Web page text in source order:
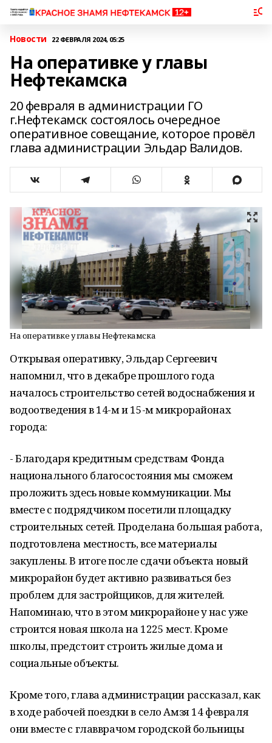
Новости 22 ФЕВРАЛЯ 2024, 05:25
На оперативке у главы
Нефтекамска
20 февраля в администрации ГО
г.Нефтекамск состоялось очередное
оперативное совещание, которое провёл
глава администрации Эльдар Валидов.
На оперативке у главы Нефтекамска
Открывая оперативку, Эльдар Сергеевич
напомнил, что в декабре прошлого года
началось строительство сетей водоснабжения и
водоотведения в 14-м и 15-м микрорайонах
города:
- Благодаря кредитным средствам Фонда
национального благосостояния мы сможем
проложить здесь новые коммуникации. Мы
вместе с подрядчиком посетили площадку
строительных сетей. Проделана большая работа,
подготовлена местность, все материалы
закуплены. В итоге после сдачи объекта новый
микрорайон будет активно развиваться без
проблем для застройщиков, для жителей.
Напоминаю, что в этом микрорайоне у нас уже
строится новая школа на 1225 мест. Кроме
школы, предстоит строить жилые дома и
социальные объекты.
Кроме того, глава администрации рассказал, как
в ходе рабочей поездки в село Амзя 14 февраля
они вместе с главврачом городской больницы